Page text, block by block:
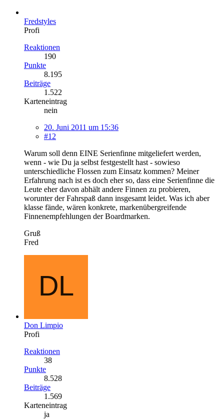
Fredstyles
Profi
Reaktionen
190
Punkte
8.195
Beiträge
1.522
Karteneintrag
nein
20. Juni 2011 um 15:36
#12
Warum soll denn EINE Serienfinne mitgeliefert werden,
wenn - wie Du ja selbst festgestellt hast - sowieso
unterschiedliche Flossen zum Einsatz kommen? Meiner
Erfahrung nach ist es doch eher so, dass eine Serienfinne die
Leute eher davon abhält andere Finnen zu probieren,
worunter der Fahrspaß dann insgesamt leidet. Was ich aber
klasse fände, wären konkrete, markenübergreifende
Finnenempfehlungen der Boardmarken.
Gruß
Fred
Don Limpio
Profi
Reaktionen
38
Punkte
8.528
Beiträge
1.569
Karteneintrag
ja